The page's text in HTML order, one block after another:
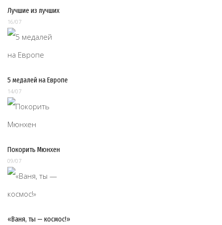
Лучшие из лучших
16/07
5 медалей на Европе
14/07
Покорить Мюнхен
09/07
«Ваня, ты — космос!»